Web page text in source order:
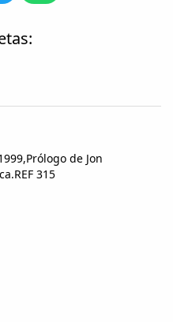
de Jon
315